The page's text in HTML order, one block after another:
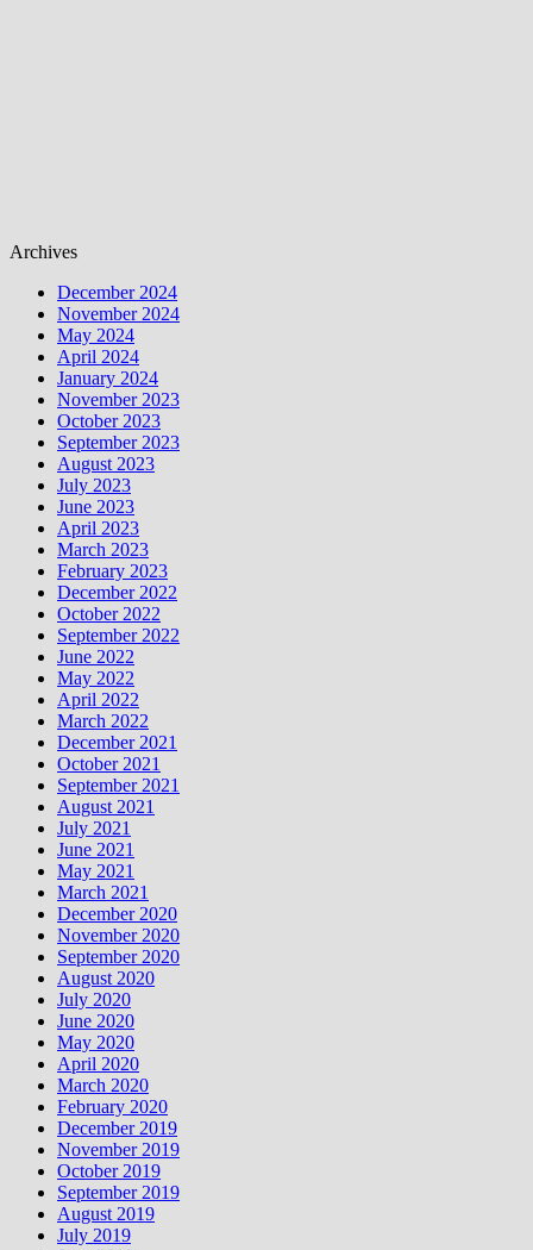
Archives
December 2024
November 2024
May 2024
April 2024
January 2024
November 2023
October 2023
September 2023
August 2023
July 2023
June 2023
April 2023
March 2023
February 2023
December 2022
October 2022
September 2022
June 2022
May 2022
April 2022
March 2022
December 2021
October 2021
September 2021
August 2021
July 2021
June 2021
May 2021
March 2021
December 2020
November 2020
September 2020
August 2020
July 2020
June 2020
May 2020
April 2020
March 2020
February 2020
December 2019
November 2019
October 2019
September 2019
August 2019
July 2019